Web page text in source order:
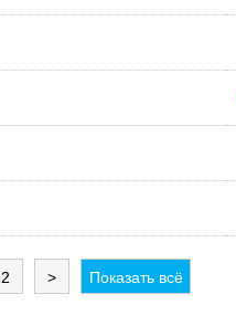
2 > Показать всё